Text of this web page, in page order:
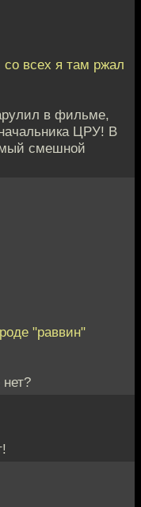
всех я там ржал
в фильме,
ЦРУ! В
смешной
"раввин"